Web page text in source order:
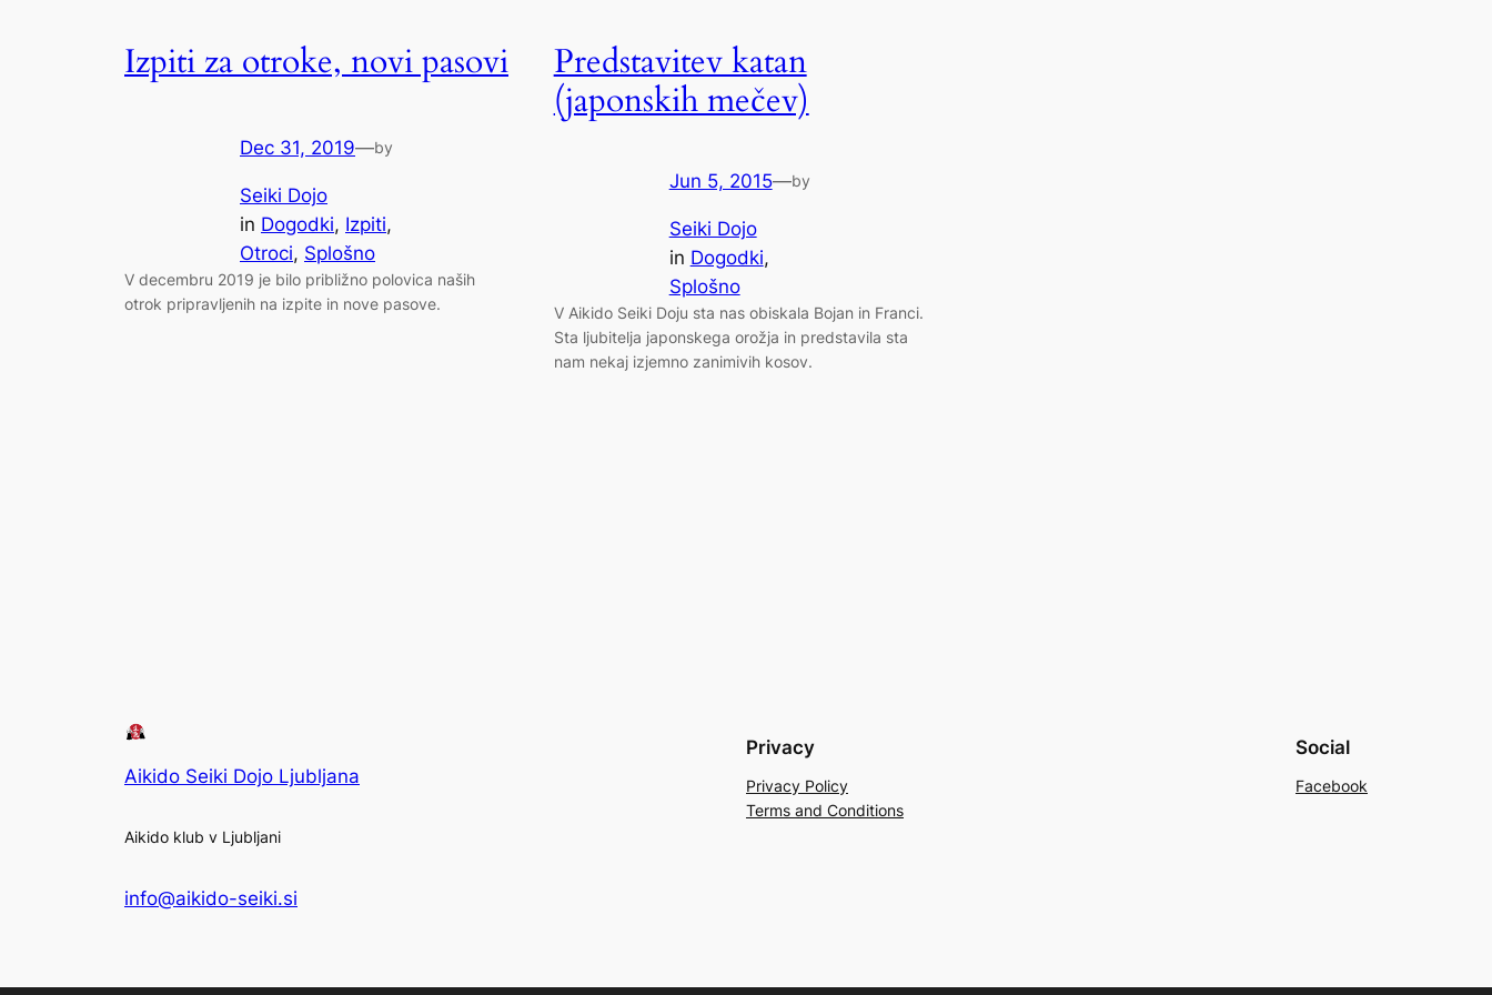
Izpiti za otroke, novi pasovi
Dec 31, 2019—by
Seiki Dojo
in Dogodki, Izpiti
Otroci, Splošno
V decembru 2019 je bilo približno polovica naših
otrok pripravljenih na izpite in nove pasove.
Predstavitev katan
(japonskih mečev)
Jun 5, 2015—by
Seiki Dojo
in Dogodki
Splošno
V Aikido Seiki Doju sta nas obiskala Bojan in Franci.
Sta ljubitelja japonskega orožja in predstavila sta
nam nekaj izjemno zanimivih kosov.
Aikido Seiki Dojo Ljubljana
Aikido klub v Ljubljani
info@aikido-seiki.si
Privacy
Privacy Policy
Terms and Conditions
Social
Facebook